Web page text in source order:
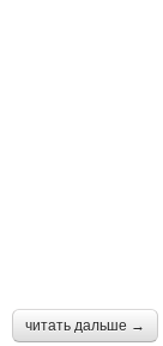
читать дальше →